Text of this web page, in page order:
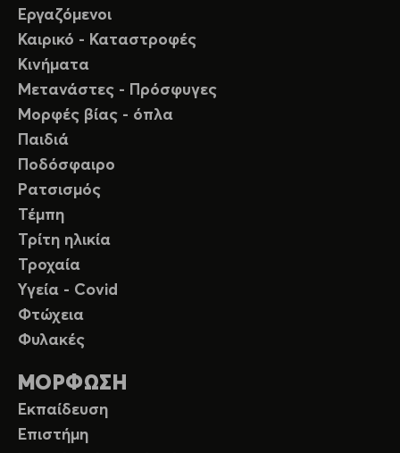
Εργαζόμενοι
Καιρικό - Καταστροφές
Κινήματα
Μετανάστες - Πρόσφυγες
Μορφές βίας - όπλα
Παιδιά
Ποδόσφαιρο
Ρατσισμός
Τέμπη
Τρίτη ηλικία
Τροχαία
Υγεία - Covid
Φτώχεια
Φυλακές
ΜΟΡΦΩΣΗ
Εκπαίδευση
Επιστήμη